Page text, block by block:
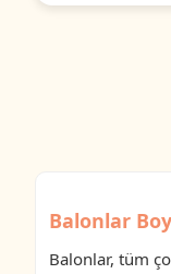
Balonlar
Balonlar, tüm